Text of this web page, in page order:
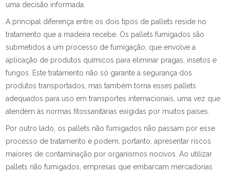
uma decisão informada.
A principal diferença entre os dois tipos de pallets reside no
tratamento que a madeira recebe. Os pallets fumigados são
submetidos a um processo de fumigação, que envolve a
aplicação de produtos químicos para eliminar pragas, insetos e
fungos. Este tratamento não só garante a segurança dos
produtos transportados, mas também torna esses pallets
adequados para uso em transportes internacionais, uma vez que
atendem às normas fitossanitárias exigidas por muitos países.
Por outro lado, os pallets não fumigados não passam por esse
processo de tratamento e podem, portanto, apresentar riscos
maiores de contaminação por organismos nocivos. Ao utilizar
pallets não fumigados, empresas que embarcam mercadorias